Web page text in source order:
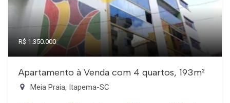
R$ 1.350.000
Apartamento à Venda com 4 quartos, 193m²
Meia Praia, Itapema-SC